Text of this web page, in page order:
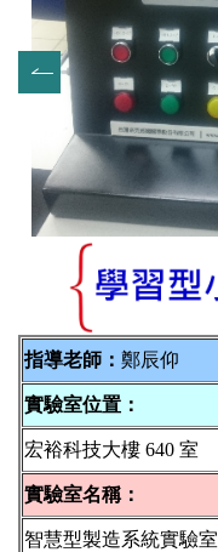
指導老師： 鄭辰仰
實驗室位置：
宏裕科技大樓 640 室
實驗室名稱：
智慧型製造系統實驗室